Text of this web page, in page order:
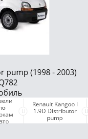
по Дизелю
маркам авто
объявления
проекта и оплата услуг
pump (1998 - 2003)
Renault Kangoo I
1.9D Distributor
pump